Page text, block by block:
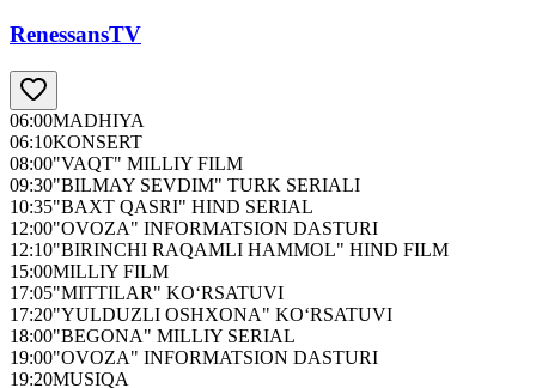
RenessansTV
06:00MADHIYA
06:10KONSERT
08:00"VAQT" MILLIY FILM
09:30"BILMAY SEVDIM" TURK SERIALI
10:35"BAXT QASRI" HIND SERIAL
12:00"OVOZA" INFORMATSION DASTURI
12:10"BIRINCHI RAQAMLI HAMMOL" HIND FILM
15:00MILLIY FILM
17:05"MITTILAR" KO‘RSATUVI
17:20"YULDUZLI OSHXONA" KO‘RSATUVI
18:00"BEGONA" MILLIY SERIAL
19:00"OVOZA" INFORMATSION DASTURI
19:20MUSIQA